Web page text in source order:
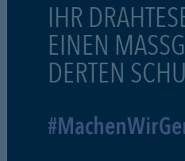
IHR
EINEN
DERTEN